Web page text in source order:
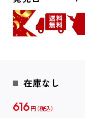
在庫なし
616 円